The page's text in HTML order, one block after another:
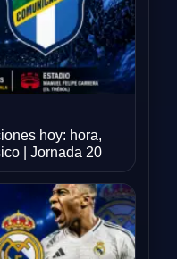
hoy: hora,
| Jornada 20